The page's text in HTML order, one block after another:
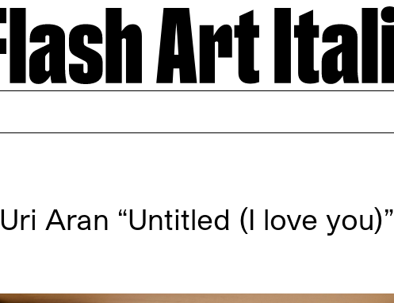
Uri Aran “Untitled (I love you)”